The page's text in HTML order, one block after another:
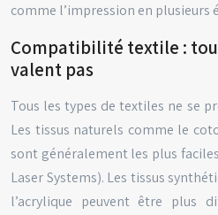
comme l’impression en plusieurs
Compatibilité textile :
valent pas
Tous les types de textiles ne se
Les tissus naturels comme le
sont généralement les plus
Laser Systems). Les tissus
l’acrylique peuvent être plus